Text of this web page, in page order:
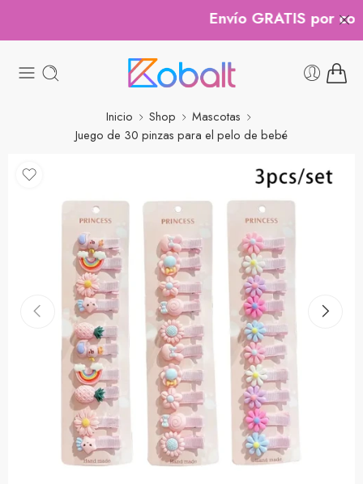
Envío GRATIS por
Inicio Shop
Mascotas
Juego de 30 pinzas para el pelo de bebé